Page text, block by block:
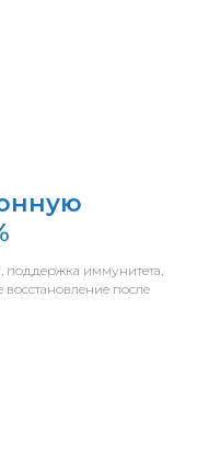
поддержка иммунитета,
после